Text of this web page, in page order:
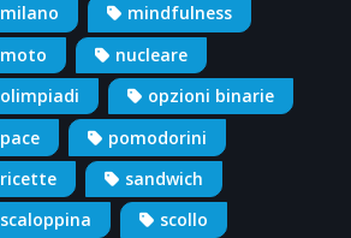
milano
mindfulness
moto
nucleare
olimpiadi
opzioni binarie
pace
pomodorini
ricette
sandwich
scaloppina
scollo